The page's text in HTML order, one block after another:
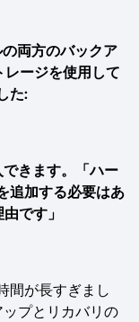
両方のバックア
レージを使用して
た:
できます。「ハー
追加する必要はあ
です」
間が長すぎまし
プとリカバリの